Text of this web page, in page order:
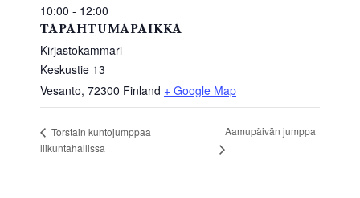
10:00 - 12:00
TAPAHTUMAPAIKKA
Kirjastokammari
Keskustie 13
Vesanto, 72300 Finland + Google Map
Torstain kuntojumppaa
liikuntahallissa
Aamupäivän jumppa